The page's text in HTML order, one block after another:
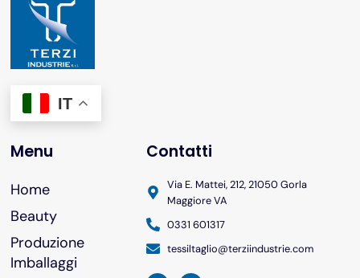
IT
Menu
Home
Beauty
Produzione
Imballaggi
Contatti
Via E. Mattei, 212, 21050 Gorla
Maggiore VA
0331 601317
tessiltaglio@terziindustrie.com